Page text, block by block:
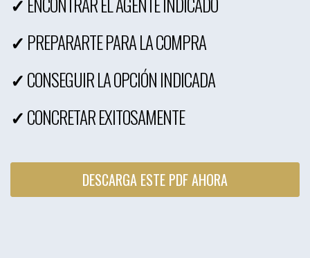
✓ PREPARARTE PARA LA COMPRA
✓CONSEGUIR LA OPCIÓN INDICADA
✓CONCRETAR EXITOSAMENTE
DESCARGA ESTE PDF AHORA